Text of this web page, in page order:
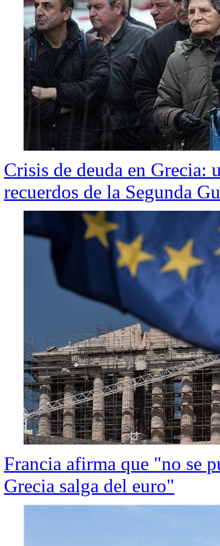
Crisis de deuda en Grecia:
recuerdos de la Segunda
Francia afirma que "no se
Grecia salga del euro"